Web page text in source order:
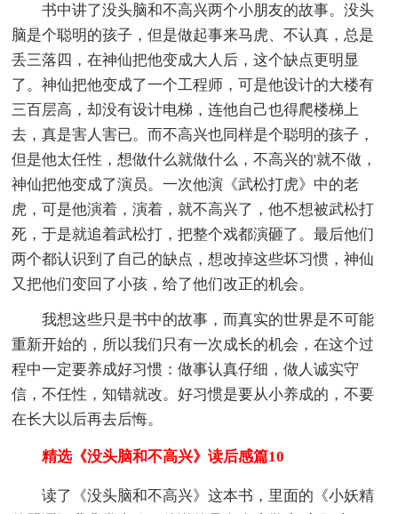
书中讲了没头脑和不高兴两个小朋友的故事。没头
脑是个聪明的孩子，但是做起事来马虎、不认真，总是
丢三落四，在神仙把他变成大人后，这个缺点更明显
了。神仙把他变成了一个工程师，可是他设计的大楼有
三百层高，却没有设计电梯，连他自己也得爬楼梯上
去，真是害人害已。而不高兴也同样是个聪明的孩子，
但是他太任性，想做什么就做什么，不高兴的'就不做，
神仙把他变成了演员。一次他演《武松打虎》中的老
虎，可是他演着，演着，就不高兴了，他不想被武松打
死，于是就追着武松打，把整个戏都演砸了。最后他们
两个都认识到了自己的缺点，想改掉这些坏习惯，神仙
又把他们变回了小孩，给了他们改正的机会。
我想这些只是书中的故事，而真实的世界是不可能
重新开始的，所以我们只有一次成长的机会，在这个过
程中一定要养成好习惯：做事认真仔细，做人诚实守
信，不任性，知错就改。好习惯是要从小养成的，不要
在长大以后再去后悔。
精选《没头脑和不高兴》读后感篇10
读了《没头脑和不高兴》这本书，里面的《小妖精